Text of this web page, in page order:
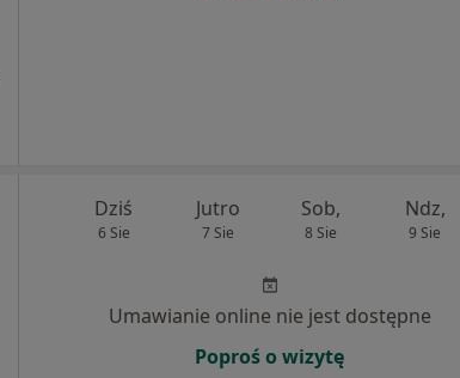
Dziś
6 Sie
Jutro
7 Sie
Sob,
8 Sie
Ndz,
9 Sie
Umawianie online nie jest dostępne
Poproś o wizytę